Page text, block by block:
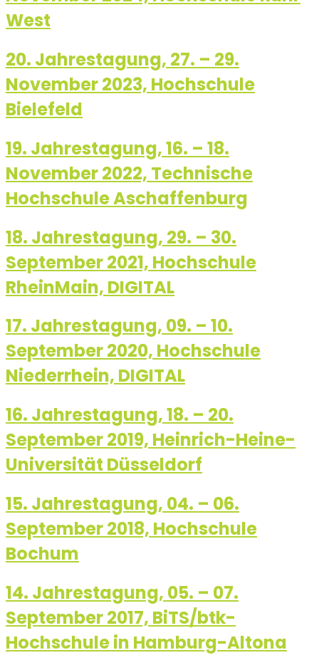
West
20. Jahrestagung, 27. – 29.
November 2023, Hochschule
Bielefeld
19. Jahrestagung, 16. – 18.
November 2022, Technische
Hochschule Aschaffenburg
18. Jahrestagung, 29. – 30.
September 2021, Hochschule
RheinMain, DIGITAL
17. Jahrestagung, 09. – 10.
September 2020, Hochschule
Niederrhein, DIGITAL
16. Jahrestagung, 18. – 20.
September 2019, Heinrich-Heine-
Universität Düsseldorf
15. Jahrestagung, 04. – 06.
September 2018, Hochschule
Bochum
14. Jahrestagung, 05. – 07.
September 2017, BiTS/btk-
Hochschule in Hamburg-Altona